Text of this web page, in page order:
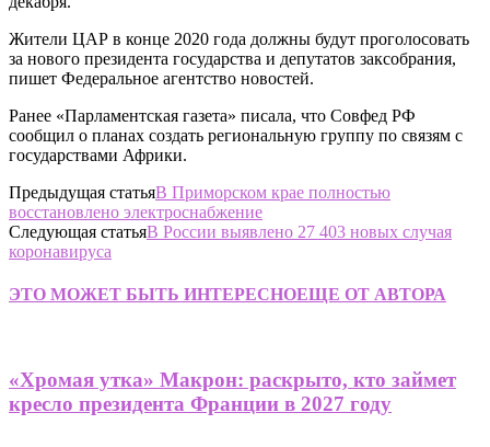
Жители ЦАР в конце 2020 года должны будут проголосовать
за нового президента государства и депутатов заксобрания,
пишет Федеральное агентство новостей.
Ранее «Парламентская газета» писала, что Совфед РФ
сообщил о планах создать региональную группу по связям с
государствами Африки.
Предыдущая статьяВ Приморском крае полностью
восстановлено электроснабжение
Следующая статьяВ России выявлено 27 403 новых случая
коронавируса
ЭТО МОЖЕТ БЫТЬ ИНТЕРЕСНОЕЩЕ ОТ АВТОРА
«Хромая утка» Макрон: раскрыто, кто займет
кресло президента Франции в 2027 году